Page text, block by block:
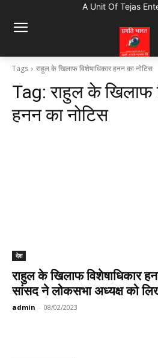
A Unit Of Tejas
Tags राहुल के खिलाफ विशेषाधिकार हनन का नोटिस
Tag:राहुल के खिलाफ
हनन का नोटिस
देश
राहुल के खिलाफ विशेषाधिकार
सांसद ने लोकसभा अध्यक्ष को
admin - 08/02/2023